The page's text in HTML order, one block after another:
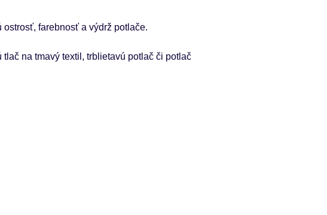
farebnosť a výdrž potlače.
na tmavý textil, trblietavú potlač či potlač